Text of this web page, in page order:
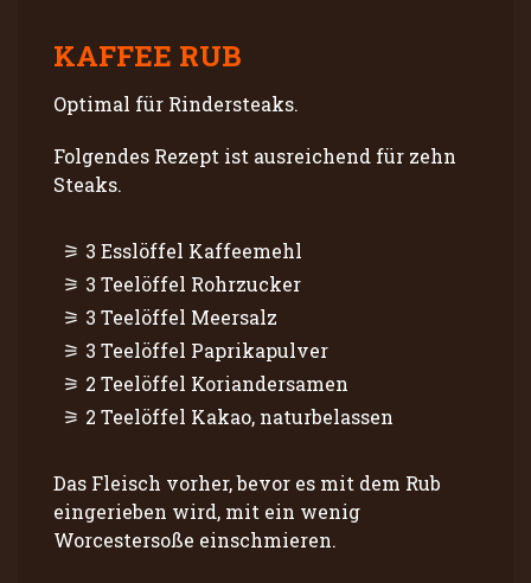
KAFFEE RUB
Optimal für Rindersteaks.
Folgendes Rezept ist ausreichend für zehn
Steaks.
3 Esslöffel Kaffeemehl
3 Teelöffel Rohrzucker
3 Teelöffel Meersalz
3 Teelöffel Paprikapulver
2 Teelöffel Koriandersamen
2 Teelöffel Kakao, naturbelassen
Das Fleisch vorher, bevor es mit dem Rub
eingerieben wird, mit ein wenig
Worcestersoße einschmieren.